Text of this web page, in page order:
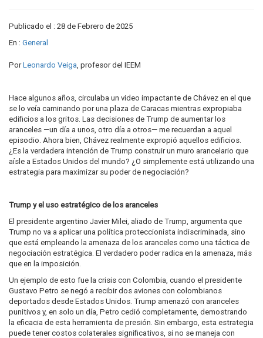
Publicado el : 28 de Febrero de 2025
En : General
PorLeonardo Veiga, profesor del IEEM
Hace algunos años, circulaba un video impactante de Chávez en el que
se lo veía caminando por una plaza de Caracas mientras expropiaba
edificios a los gritos. Las decisiones de Trump de aumentar los
aranceles —un día a unos, otro día a otros— me recuerdan a aquel
episodio. Ahora bien, Chávez realmente expropió aquellos edificios.
¿Es la verdadera intención de Trump construir un muro arancelario que
aísle a Estados Unidos del mundo? ¿O simplemente está utilizando una
estrategia para maximizar su poder de negociación?
Trump y el uso estratégico de los aranceles
El presidente argentino Javier Milei, aliado de Trump, argumenta que
Trump no va a aplicar una política proteccionista indiscriminada, sino
que está empleando la amenaza de los aranceles como una táctica de
negociación estratégica. El verdadero poder radica en la amenaza, más
que en la imposición.
Un ejemplo de esto fue la crisis con Colombia, cuando el presidente
Gustavo Petro se negó a recibir dos aviones con colombianos
deportados desde Estados Unidos. Trump amenazó con aranceles
punitivos y, en solo un día, Petro cedió completamente, demostrando
la eficacia de esta herramienta de presión. Sin embargo, esta estrategia
puede tener costos colaterales significativos, si no se maneja con